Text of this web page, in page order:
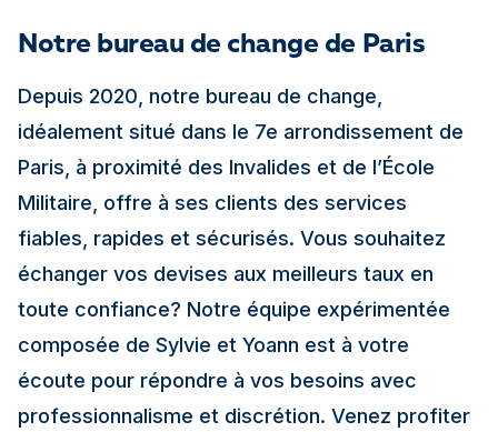
Notre bureau de change de Paris
Depuis 2020, notre bureau de change,
idéalement situé dans le 7e arrondissement de
Paris, à proximité des Invalides et de l’École
Militaire, offre à ses clients des services
fiables, rapides et sécurisés. Vous souhaitez
échanger vos devises aux meilleurs taux en
toute confiance? Notre équipe expérimentée
composée de Sylvie et Yoann est à votre
écoute pour répondre à vos besoins avec
professionnalisme et discrétion. Venez profiter